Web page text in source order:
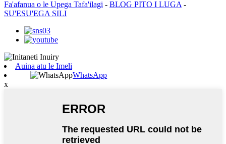
Fa'afanua o le Upega Tafa'ilagi - BLOG PITO I LUGA -
SU'ESU'EGA SILI
Auina atu le Imeli
WhatsApp
x